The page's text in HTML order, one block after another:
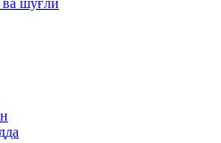
шуғли